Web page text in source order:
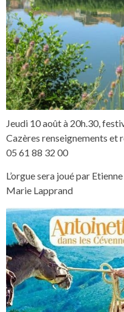
Jeudi 10 août à 20h.30,
Cazères renseignements
05 61 88 32 00
L’orgue sera joué par
Marie Lapprand